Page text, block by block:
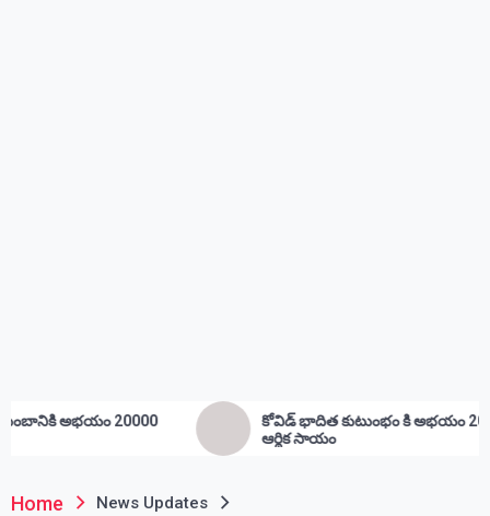
కోవిడ్ భాదిత కుటుంభం కి అభయం 20000
ఉద్దాన
Home
News Updates